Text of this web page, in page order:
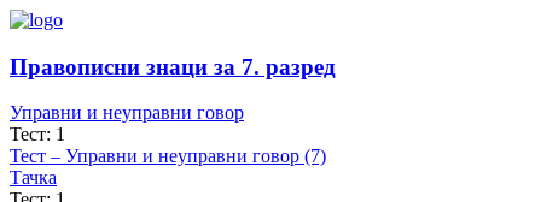
Правописни знаци за 7. разред
Управни и неуправни говор
Тест: 1
Тест – Управни и неуправни говор (7)
Тачка